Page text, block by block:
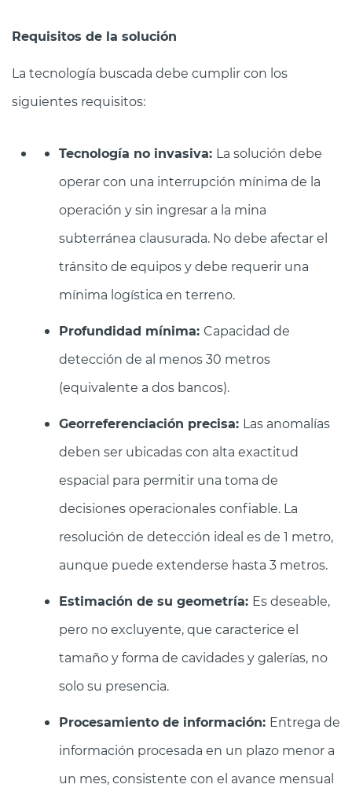
Requisitos de la solución
La tecnología buscada debe cumplir con los
siguientes requisitos:
Tecnología no invasiva: La solución debe
operar con una interrupción mínima de la
operación y sin ingresar a la mina
subterránea clausurada. No debe afectar el
tránsito de equipos y debe requerir una
mínima logística en terreno.
Profundidad mínima: Capacidad de
detección de al menos 30 metros
(equivalente a dos bancos).
Georreferenciación precisa: Las anomalías
deben ser ubicadas con alta exactitud
espacial para permitir una toma de
decisiones operacionales confiable. La
resolución de detección ideal es de 1 metro,
aunque puede extenderse hasta 3 metros.
Estimación de su geometría: Es deseable,
pero no excluyente, que caracterice el
tamaño y forma de cavidades y galerías, no
solo su presencia.
Procesamiento de información: Entrega de
información procesada en un plazo menor a
un mes, consistente con el avance mensual